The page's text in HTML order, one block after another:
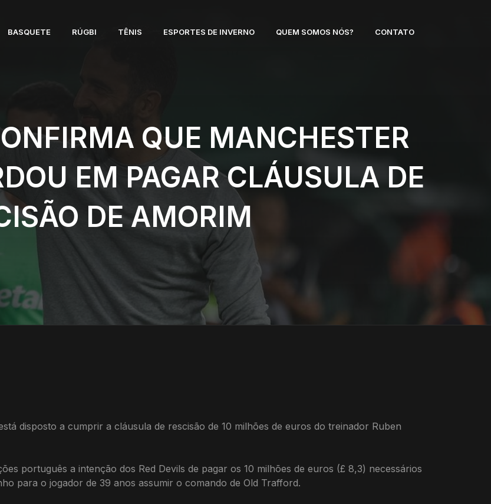
BASQUETE RÚGBI TÊNIS ESPORTES DE INVERNO QUEM SOMOS NÓS? CONTATO
QUE MANCHESTER
EM PAGAR CLÁUSULA DE
DE AMORIM
disposto a cumprir a cláusula de rescisão de 10 milhões de euros do treinador Ruben
português a intenção dos Red Devils de pagar os 10 milhões de euros (£ 8,3) necessários
para o jogador de 39 anos assumir o comando de Old Trafford.